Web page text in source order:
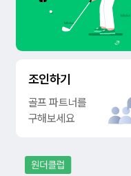
조인하기
골프 파트너를
구해보세요